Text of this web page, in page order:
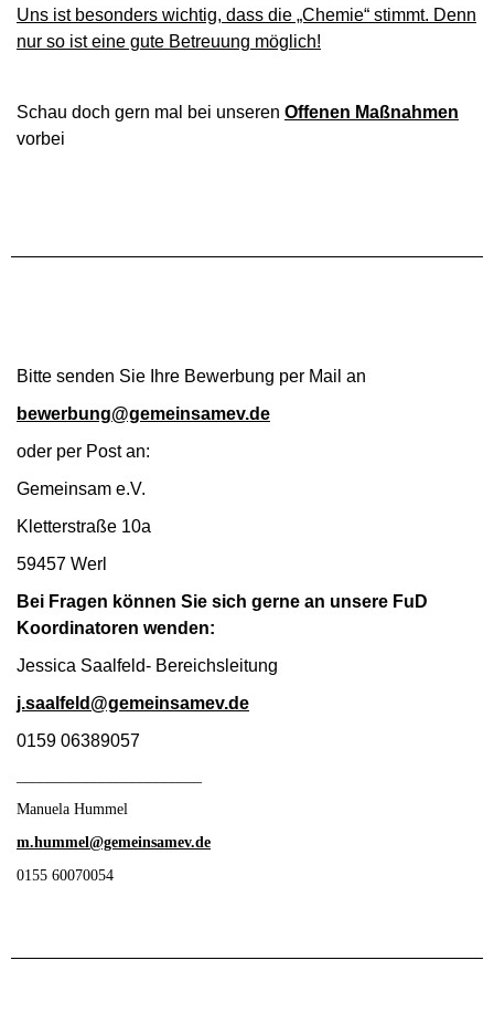
Uns ist besonders wichtig, dass die „Chemie“ stimmt. Denn
nur so ist eine gute Betreuung möglich!
Schau doch gern mal bei unseren Offenen Maßnahmen
vorbei
Bitte senden Sie Ihre Bewerbung per Mail an
bewerbung@gemeinsamev.de
oder per Post an:
Gemeinsam e.V.
Kletterstraße 10a
59457 Werl
Bei Fragen können Sie sich gerne an unsere FuD
Koordinatoren wenden:
Jessica Saalfeld- Bereichsleitung
j.saalfeld@gemeinsamev.de
0159 06389057
Manuela Hummel
m.hummel@gemeinsamev.de
0155 60070054